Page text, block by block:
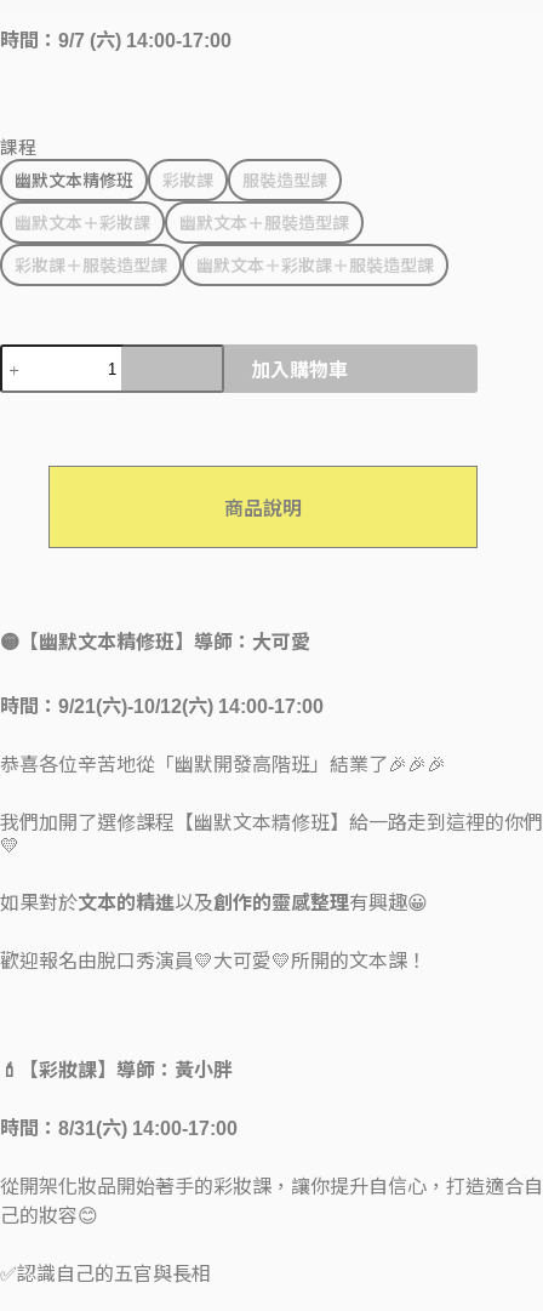
時間：9/7 (六) 14:00-17:00
課程
幽默文本精修班 彩妝課 服裝造型課
幽默文本＋彩妝課 幽默文本＋服裝造型課
彩妝課＋服裝造型課 幽默文本＋彩妝課＋服裝造型課
加入購物車
商品說明
🟡【幽默文本精修班】導師：大可愛
時間：9/21(六)-10/12(六) 14:00-17:00
恭喜各位辛苦地從「幽默開發高階班」結業了🎉🎉🎉
我們加開了選修課程【幽默文本精修班】給一路走到這裡的你們
💛
如果對於文本的精進以及創作的靈感整理有興趣😀
歡迎報名由脫口秀演員💛大可愛💛所開的文本課！
💄【彩妝課】導師：黃小胖
時間：8/31(六) 14:00-17:00
從開架化妝品開始著手的彩妝課，讓你提升自信心，打造適合自
己的妝容😊
✅認識自己的五官與長相